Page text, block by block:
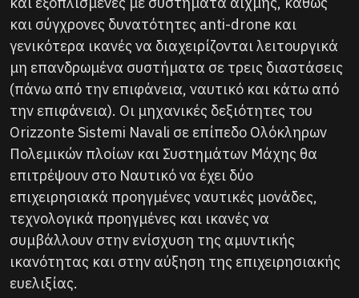
και σύγχρονες δυνατότητες anti-drone και
γενικότερα ικανές να διαχειρίζονται λειτουργικά
μη επανδρωμένα συστήματα σε τρεις διαστάσεις
(πάνω από την επιφάνεια, ναυτικό και κάτω από
την επιφάνεια). Οι μηχανικές δεξιότητες του
Orizzonte Sistemi Navali σε επίπεδο Ολόκληρων
Πολεμικών πλοίων και Συστημάτων Μάχης θα
επιτρέψουν στο Ναυτικό να έχει δύο
επιχειρησιακά προηγμένες ναυτικές μονάδες,
τεχνολογικά προηγμένες και ικανές να
συμβάλλουν στην ενίσχυση της αμυντικής
ικανότητας και στην αύξηση της επιχειρησιακής
ευελιξίας.